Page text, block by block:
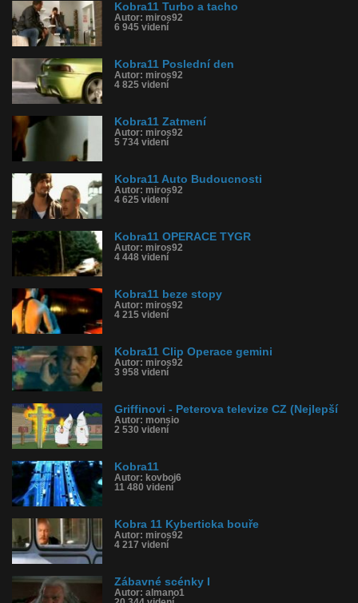
Tagy: kobra11, napadeni, nejlepší, scenky
História sledovanosti videa:
Kobra11 Turbo a tacho
Autor: miros92
6 945 videní
Kobra11 Poslední den
Autor: miros92
4 825 videní
Kobra11 Zatmení
Autor: miros92
5 734 videní
Kobra11 Auto Budoucnosti
Autor: miros92
4 625 videní
Kobra11 OPERACE TYGR
Autor: miros92
4 448 videní
Kobra11 beze stopy
Autor: miros92
4 215 videní
Kobra11 Clip Operace gemini
Autor: miros92
3 958 videní
Griffinovi - Peterova televize CZ (Nejlepší
Autor: monsio
2 530 videní
Kobra11
Autor: kovboj6
11 480 videní
Kobra 11 Kyberticka bouře
Autor: miros92
4 217 videní
Zábavné scénky I
Autor: almano1